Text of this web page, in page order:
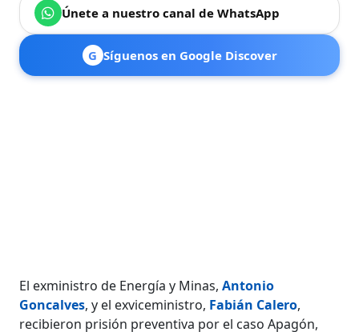
Únete a nuestro canal de WhatsApp
G Síguenos en Google Discover
El exministro de Energía y Minas,Antonio
Goncalves, y el exviceministro, Fabián Calero,
recibieron prisión preventiva por el caso Apagón,